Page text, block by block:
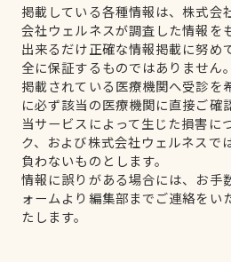
掲載している各種情報は、株式会
会社ウェルネスが調査した情報を
出来るだけ正確な情報掲載に努め
全に保証するものではありません。
掲載されている医療機関へ受診を
に必ず該当の医療機関に直接ご確
当サービスによって生じた損害に
ク、および株式会社ウェルネスで
負わないものとします。
情報に誤りがある場合には、お手
ォームより編集部までご連絡をい
たします。